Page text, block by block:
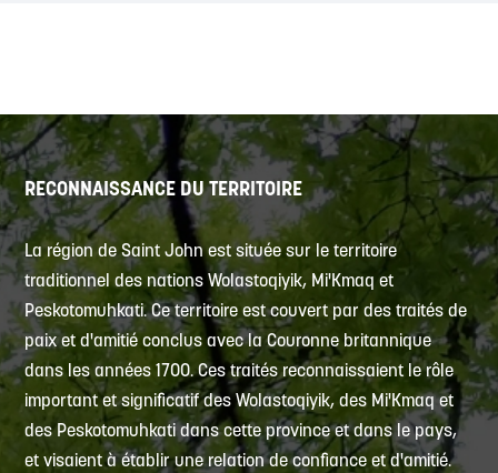
RECONNAISSANCE DU TERRITOIRE
La région de Saint John est située sur le territoire
traditionnel des nations Wolastoqiyik, Mi'Kmaq et
Peskotomuhkati. Ce territoire est couvert par des traités de
paix et d'amitié conclus avec la Couronne britannique
dans les années 1700. Ces traités reconnaissaient le rôle
important et significatif des Wolastoqiyik, des Mi'Kmaq et
des Peskotomuhkati dans cette province et dans le pays,
et visaient à établir une relation de confiance et d'amitié.